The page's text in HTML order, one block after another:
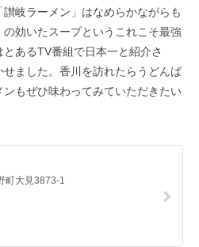
岐ラーメン」はなめらかながらも
効いたスープというこれこそ最強
あるTV番組で日本一と紹介さ
ました。香川を訪れたらうどんば
もぜひ味わってみていただきたい